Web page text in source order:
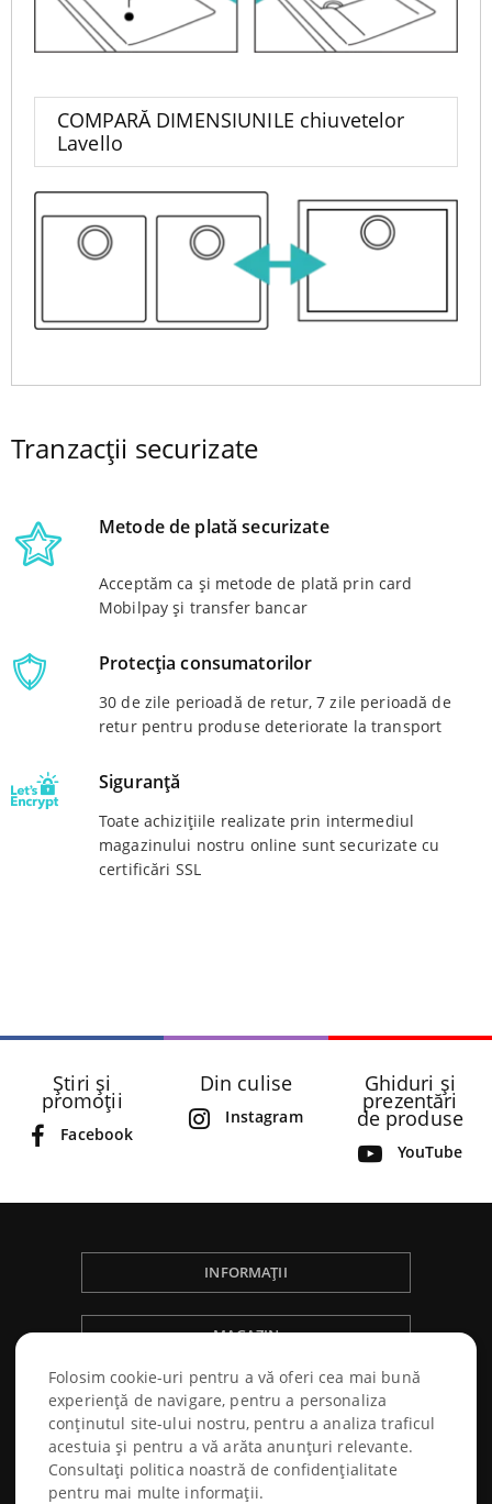
COMPARĂ DIMENSIUNILE chiuvetelor
Lavello
Tranzacții securizate
Metode de plată securizate
Acceptăm ca și metode de plată prin card
Mobilpay și transfer bancar
Protecția consumatorilor
30 de zile perioadă de retur, 7 zile perioadă de
retur pentru produse deteriorate la transport
Siguranță
Toate achizițiile realizate prin intermediul
magazinului nostru online sunt securizate cu
certificări SSL
Știri și
promoții
Facebook
Din culise
Instagram
Ghiduri și
prezentări
de produse
YouTube
INFORMAȚII
MAGAZIN
NÁKUPNÝ PORIADOK
Folosim cookie-uri pentru a vă oferi cea mai bună
experiență de navigare, pentru a personaliza
conținutul site-ului nostru, pentru a analiza traficul
acestuia și pentru a vă arăta anunțuri relevante.
Consultați politica noastră de confidențialitate
pentru mai multe informații.